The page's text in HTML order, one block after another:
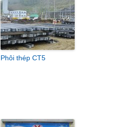
Phôi thép CT5